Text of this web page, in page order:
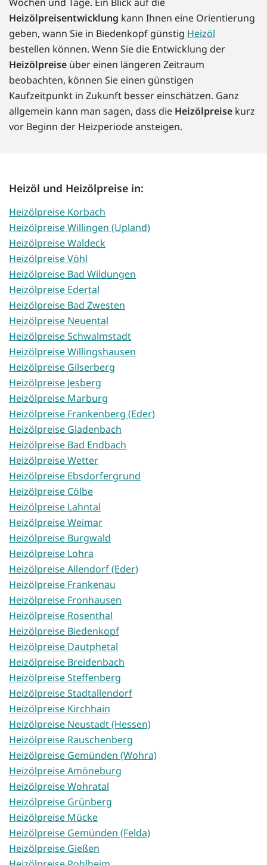
Heizölpreisentwicklung kann Ihnen eine Orientierung
geben, wann Sie in Biedenkopf günstig Heizöl
bestellen können. Wenn Sie die Entwicklung der
Heizölpreise über einen längeren Zeitraum
beobachten, können Sie einen günstigen
Kaufzeitpunkt in Zukunft besser einschätzen. Ganz
allgemein kann man sagen, dass die Heizölpreise kurz
vor Beginn der Heizperiode ansteigen.
Heizöl und Heizölpreise in:
Heizölpreise Korbach
Heizölpreise Willingen (Upland)
Heizölpreise Waldeck
Heizölpreise Vöhl
Heizölpreise Bad Wildungen
Heizölpreise Edertal
Heizölpreise Bad Zwesten
Heizölpreise Neuental
Heizölpreise Schwalmstadt
Heizölpreise Willingshausen
Heizölpreise Gilserberg
Heizölpreise Jesberg
Heizölpreise Marburg
Heizölpreise Frankenberg (Eder)
Heizölpreise Gladenbach
Heizölpreise Bad Endbach
Heizölpreise Wetter
Heizölpreise Ebsdorfergrund
Heizölpreise Cölbe
Heizölpreise Lahntal
Heizölpreise Weimar
Heizölpreise Burgwald
Heizölpreise Lohra
Heizölpreise Allendorf (Eder)
Heizölpreise Frankenau
Heizölpreise Fronhausen
Heizölpreise Rosenthal
Heizölpreise Biedenkopf
Heizölpreise Dautphetal
Heizölpreise Breidenbach
Heizölpreise Steffenberg
Heizölpreise Stadtallendorf
Heizölpreise Kirchhain
Heizölpreise Neustadt (Hessen)
Heizölpreise Rauschenberg
Heizölpreise Gemünden (Wohra)
Heizölpreise Amöneburg
Heizölpreise Wohratal
Heizölpreise Grünberg
Heizölpreise Mücke
Heizölpreise Gemünden (Felda)
Heizölpreise Gießen